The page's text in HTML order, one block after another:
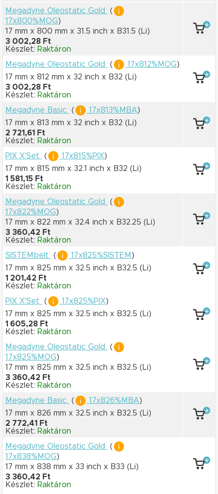
Megadyne Oleostatic Gold
(
17x800%MOG)
17 mm x 800 mm x 31.5 inch x B31.5 (Li)
3 002,28 Ft
Készlet: Raktáron
Megadyne Oleostatic Gold
( 17x812%MOG)
17 mm x 812 mm x 32 inch x B32 (Li)
3 002,28 Ft
Készlet: Raktáron
Megadyne Basic
( 17x813%MBA)
17 mm x 813 mm x 32 inch x B32 (Li)
2 721,61 Ft
Készlet: Raktáron
PIX X'Set
( 17x815%PIX)
17 mm x 815 mm x 32.1 inch x B32 (Li)
1 581,15 Ft
Készlet: Raktáron
Megadyne Oleostatic Gold
(
17x822%MOG)
17 mm x 822 mm x 32.4 inch x B32.25 (Li)
3 360,42 Ft
Készlet: Raktáron
SISTEMbelt
( 17x825%SISTEM )
17 mm x 825 mm x 32.5 inch x B32.5 (Li)
1 201,42 Ft
Készlet: Raktáron
PIX X'Set
( 17x825%PIX)
17 mm x 825 mm x 32.5 inch x B32.5 (Li)
1 605,28 Ft
Készlet: Raktáron
Megadyne Oleostatic Gold
(
17x825%MOG)
17 mm x 825 mm x 32.5 inch x B32.5 (Li)
3 360,42 Ft
Készlet: Raktáron
Megadyne Basic
( 17x826%MBA)
17 mm x 826 mm x 32.5 inch x B32.5 (Li)
2 772,41 Ft
Készlet: Raktáron
Megadyne Oleostatic Gold
(
17x838%MOG)
17 mm x 838 mm x 33 inch x B33 (Li)
3 360,42 Ft
Készlet: Raktáron